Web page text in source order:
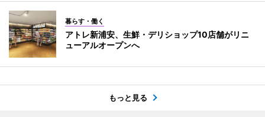
暮らす・働く
アトレ新浦安、生鮮・デリショップ10店舗がリニ
ューアルオープンへ
もっと見る